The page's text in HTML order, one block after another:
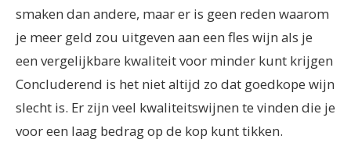
smaken dan andere, maar er is geen reden waarom
je meer geld zou uitgeven aan een fles wijn als je
een vergelijkbare kwaliteit voor minder kunt krijgen
Concluderend is het niet altijd zo dat goedkope wijn
slecht is. Er zijn veel kwaliteitswijnen te vinden die je
voor een laag bedrag op de kop kunt tikken.